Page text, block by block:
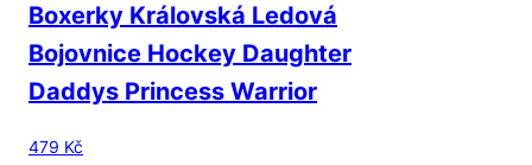
Boxerky Královská Ledová
Bojovnice Hockey Daughter
Daddys Princess Warrior
479 Kč